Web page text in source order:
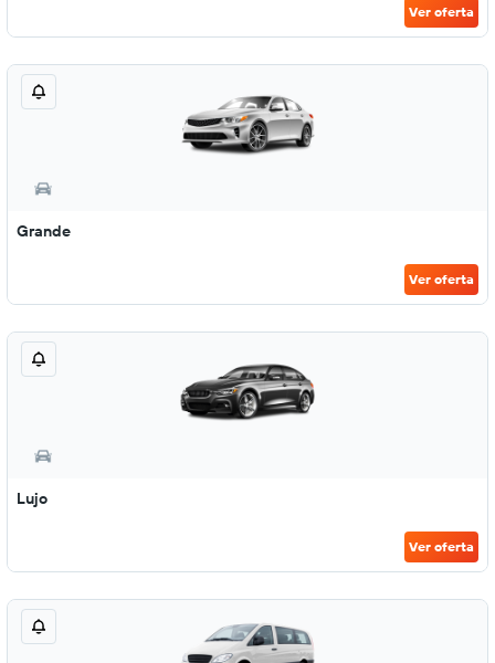
Ver oferta
Grande
Ver oferta
Lujo
Ver oferta